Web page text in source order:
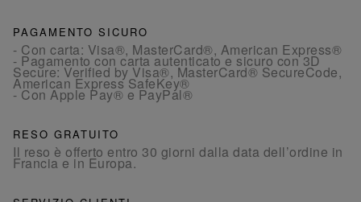
PAGAMENTO SICURO
- Con carta: Visa®, MasterCard®, American Express®
- Pagamento con carta autenticato e sicuro con 3D
Secure: Verified by Visa®, MasterCard® SecureCode,
American Express SafeKey®
- Con Apple Pay® e PayPal®
RESO GRATUITO
Il reso è offerto entro 30 giorni dalla data dell’ordine in
Francia e in Europa.